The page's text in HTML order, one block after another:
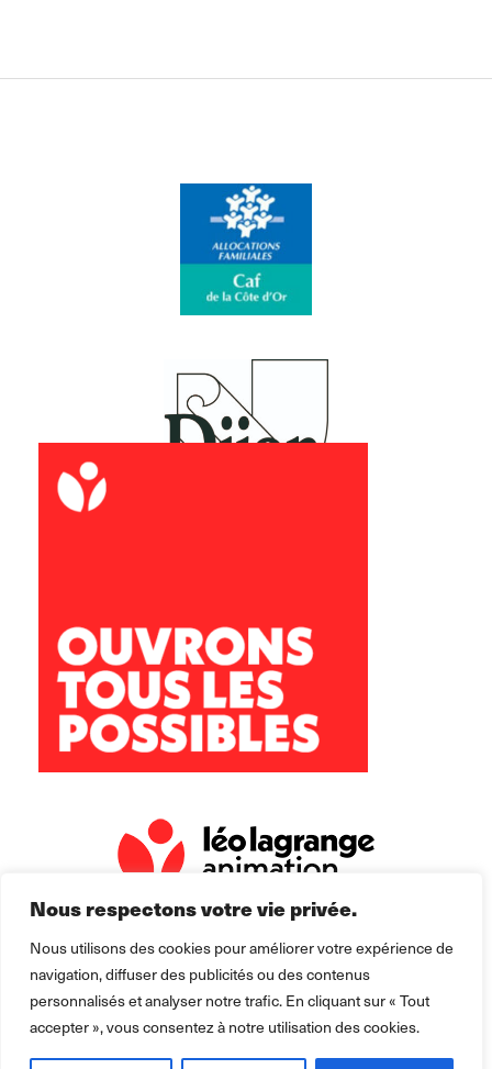
Nous respectons votre vie privée.
Nous utilisons des cookies pour améliorer votre expérience de
navigation, diffuser des publicités ou des contenus
personnalisés et analyser notre trafic. En cliquant sur « Tout
accepter », vous consentez à notre utilisation des cookies.
34 Quater rue des Péjoces
28 rue le Jolivet
21000 Dijon
archipel@leolagrange.org
09 50 19 08 38